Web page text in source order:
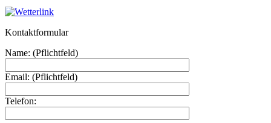
Kontaktformular
Name: (Pflichtfeld)
Email: (Pflichtfeld)
Telefon: